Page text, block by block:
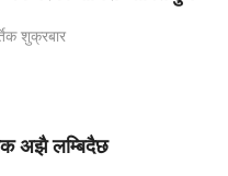
शुक्रबार
अझै लम्बिदैछ